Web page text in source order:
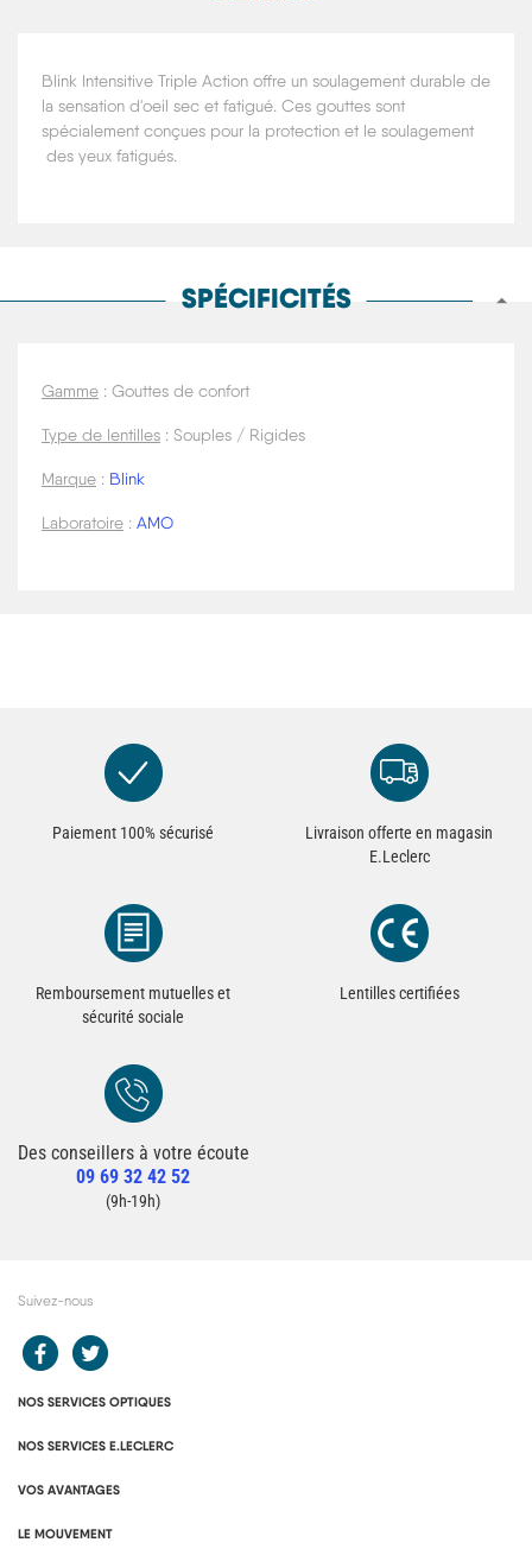
Blink Intensitive Triple Action offre un soulagement durable de
la sensation d'oeil sec et fatigué. Ces gouttes sont
spécialement conçues pour la protection et le soulagement
des yeux fatigués.
SPÉCIFICITÉS
Gamme : Gouttes de confort
Type de lentilles : Souples / Rigides
Marque : Blink
Laboratoire : AMO
Paiement 100% sécurisé
Livraison offerte en magasin
E.Leclerc
Remboursement mutuelles et
sécurité sociale
Lentilles certifiées
Redirection vers la page Contact du site
Des conseillers à votre écoute
09 69 32 42 52
Contacter un conseiller
(9h-19h)
Suivez-nous
Redirection vers le compte Facebook E.Leclerc
NOS SERVICES OPTIQUES
NOS SERVICES E.LECLERC
VOS AVANTAGES
LE MOUVEMENT